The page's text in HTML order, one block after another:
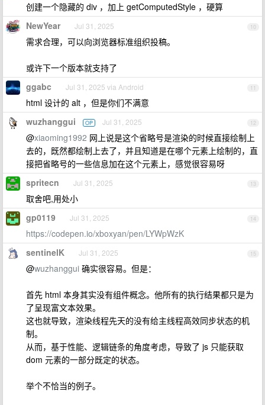
创建一个隐藏的 div ，加上 getComputedStyle ，硬算
10
NewYear Jul 31, 2025
需求合理，可以向浏览器标准组织投稿。
或许下一个版本就支持了
11
ggabc Jul 31, 2025 via Android
html 设计的 alt ，但是你们不满意
12
wuzhanggui OP Jul 31, 2025
@xiaoming1992 网上说是这个省略号是渲染的时候直接绘制上
去的，既然都绘制上去了，并且知道是在哪个元素上绘制的，直
接把省略号的一些信息加在这个元素上，感觉很容易呀
13
spritecn Jul 31, 2025
取舍吧,用处小
14
gp0119 Jul 31, 2025
https://codepen.io/xboxyan/pen/LYWpWzK
15
sentinelK Jul 31, 2025
@wuzhanggui 确实很容易。但是：
首先 html 本身其实没有组件概念。他所有的执行结果都只是为
了呈现富文本效果。
这也就导致，渲染线程先天的没有给主线程高效同步状态的机
制。
从而，基于性能、逻辑链条的角度考虑，导致了 js 只能获取
dom 元素的一部分既定的状态。
举个不恰当的例子。